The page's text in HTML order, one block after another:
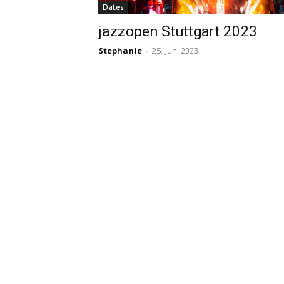
Dates
jazzopen Stuttgart 2023
Stephanie - 25. Juni 2023